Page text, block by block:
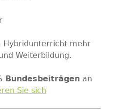
Hybridunterricht mehr
Weiterbildung.
Bundesbeiträgen an
Sie sich